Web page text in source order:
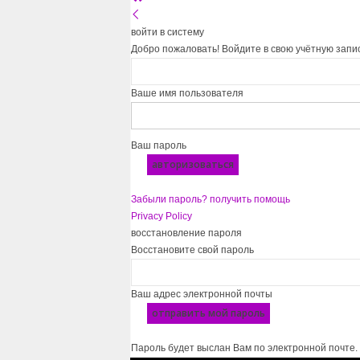
войти в систему
Добро пожаловать! Войдите в свою учётную
Ваше имя пользователя
Ваш пароль
Забыли пароль? получить помощь
Privacy Policy
восстановление пароля
Восстановите свой пароль
Ваш адрес электронной почты
Пароль будет выслан Вам по электронной почте.